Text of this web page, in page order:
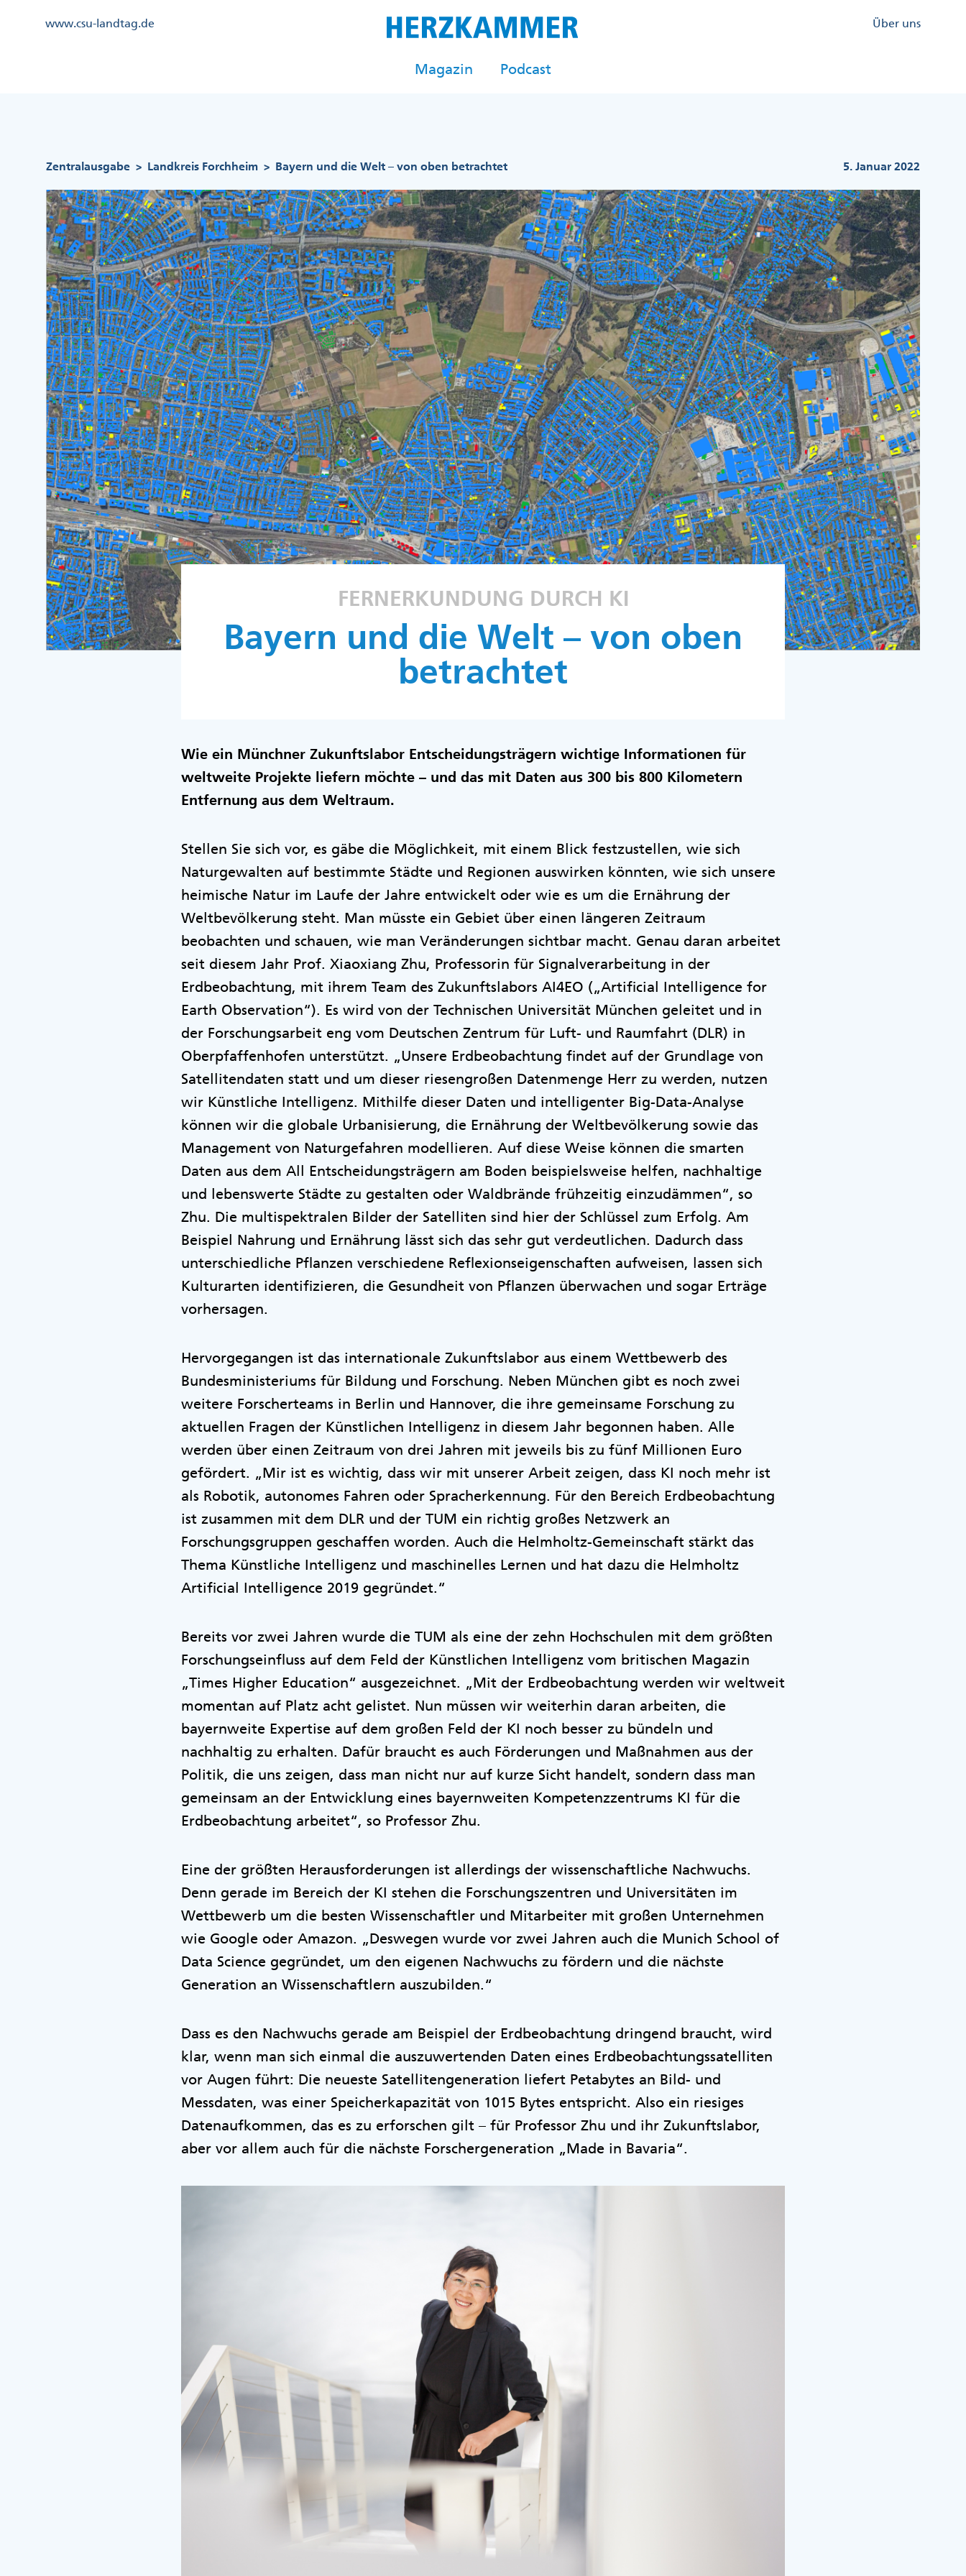
Kopfzeile
www.csu-landtag.de
Kopfzeile
Über uns
Magazin Podcast
Zentralausgabe > Landkreis Forchheim > Bayern und die Welt – von oben betrachtet 5. Januar 2022
FERNERKUNDUNG DURCH KI
Bayern und die Welt – von oben
betrachtet
Wie ein Münchner Zukunftslabor Entscheidungsträgern wichtige Informationen für
weltweite Projekte liefern möchte – und das mit Daten aus 300 bis 800 Kilometern
Entfernung aus dem Weltraum.
Stellen Sie sich vor, es gäbe die Möglichkeit, mit einem Blick festzustellen, wie sich
Naturgewalten auf bestimmte Städte und Regionen auswirken könnten, wie sich unsere
heimische Natur im Laufe der Jahre entwickelt oder wie es um die Ernährung der
Weltbevölkerung steht. Man müsste ein Gebiet über einen längeren Zeitraum
beobachten und schauen, wie man Veränderungen sichtbar macht. Genau daran arbeitet
seit diesem Jahr Prof. Xiaoxiang Zhu, Professorin für Signalverarbeitung in der
Erdbeobachtung, mit ihrem Team des Zukunftslabors AI4EO („Artificial Intelligence for
Earth Observation“). Es wird von der Technischen Universität München geleitet und in
der Forschungsarbeit eng vom Deutschen Zentrum für Luft- und Raumfahrt (DLR) in
Oberpfaffenhofen unterstützt. „Unsere Erdbeobachtung findet auf der Grundlage von
Satellitendaten statt und um dieser riesengroßen Datenmenge Herr zu werden, nutzen
wir Künstliche Intelligenz. Mithilfe dieser Daten und intelligenter Big-Data-Analyse
können wir die globale Urbanisierung, die Ernährung der Weltbevölkerung sowie das
Management von Naturgefahren modellieren. Auf diese Weise können die smarten
Daten aus dem All Entscheidungsträgern am Boden beispielsweise helfen, nachhaltige
und lebenswerte Städte zu gestalten oder Waldbrände frühzeitig einzudämmen“, so
Zhu. Die multispektralen Bilder der Satelliten sind hier der Schlüssel zum Erfolg. Am
Beispiel Nahrung und Ernährung lässt sich das sehr gut verdeutlichen. Dadurch dass
unterschiedliche Pflanzen verschiedene Reflexionseigenschaften aufweisen, lassen sich
Kulturarten identifizieren, die Gesundheit von Pflanzen überwachen und sogar Erträge
vorhersagen.
Hervorgegangen ist das internationale Zukunftslabor aus einem Wettbewerb des
Bundesministeriums für Bildung und Forschung. Neben München gibt es noch zwei
weitere Forscherteams in Berlin und Hannover, die ihre gemeinsame Forschung zu
aktuellen Fragen der Künstlichen Intelligenz in diesem Jahr begonnen haben. Alle
werden über einen Zeitraum von drei Jahren mit jeweils bis zu fünf Millionen Euro
gefördert. „Mir ist es wichtig, dass wir mit unserer Arbeit zeigen, dass KI noch mehr ist
als Robotik, autonomes Fahren oder Spracherkennung. Für den Bereich Erdbeobachtung
ist zusammen mit dem DLR und der TUM ein richtig großes Netzwerk an
Forschungsgruppen geschaffen worden. Auch die Helmholtz-Gemeinschaft stärkt das
Thema Künstliche Intelligenz und maschinelles Lernen und hat dazu die Helmholtz
Artificial Intelligence 2019 gegründet.“
Bereits vor zwei Jahren wurde die TUM als eine der zehn Hochschulen mit dem größten
Forschungseinfluss auf dem Feld der Künstlichen Intelligenz vom britischen Magazin
„Times Higher Education“ ausgezeichnet. „Mit der Erdbeobachtung werden wir weltweit
momentan auf Platz acht gelistet. Nun müssen wir weiterhin daran arbeiten, die
bayernweite Expertise auf dem großen Feld der KI noch besser zu bündeln und
nachhaltig zu erhalten. Dafür braucht es auch Förderungen und Maßnahmen aus der
Politik, die uns zeigen, dass man nicht nur auf kurze Sicht handelt, sondern dass man
gemeinsam an der Entwicklung eines bayernweiten Kompetenzzentrums KI für die
Erdbeobachtung arbeitet“, so Professor Zhu.
Eine der größten Herausforderungen ist allerdings der wissenschaftliche Nachwuchs.
Denn gerade im Bereich der KI stehen die Forschungszentren und Universitäten im
Wettbewerb um die besten Wissenschaftler und Mitarbeiter mit großen Unternehmen
wie Google oder Amazon. „Deswegen wurde vor zwei Jahren auch die Munich School of
Data Science gegründet, um den eigenen Nachwuchs zu fördern und die nächste
Generation an Wissenschaftlern auszubilden.“
Dass es den Nachwuchs gerade am Beispiel der Erdbeobachtung dringend braucht, wird
klar, wenn man sich einmal die auszuwertenden Daten eines Erdbeobachtungssatelliten
vor Augen führt: Die neueste Satellitengeneration liefert Petabytes an Bild- und
Messdaten, was einer Speicherkapazität von 1015 Bytes entspricht. Also ein riesiges
Datenaufkommen, das es zu erforschen gilt – für Professor Zhu und ihr Zukunftslabor,
aber vor allem auch für die nächste Forschergeneration „Made in Bavaria“.